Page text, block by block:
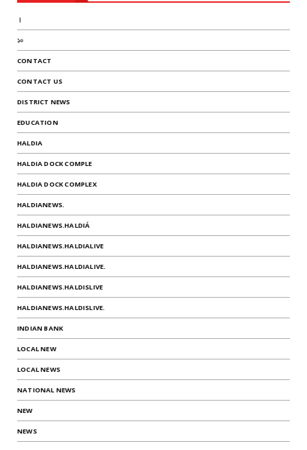
।
১০
CONTACT
CONTACT US
DISTRICT NEWS
EDUCATION
HALDIA
HALDIA DOCK COMPLE
HALDIA DOCK COMPLEX
HALDIANEWS.
HALDIANEWS.HALDIÁ
HALDIANEWS.HALDIALIVE
HALDIANEWS.HALDIALIVE.
HALDIANEWS.HALDISLIVE
HALDIANEWS.HALDISLIVE.
INDIAN BANK
LOCAL NEW
LOCAL NEWS
NATIONAL NEWS
NEW
NEWS